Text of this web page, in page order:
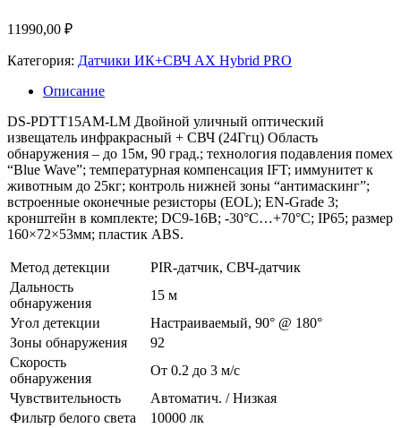
11990,00 ₽
Категория: Датчики ИК+СВЧ AX Hybrid PRO
Описание
DS-PDTT15AM-LM Двойной уличный оптический
извещатель инфракрасный + СВЧ (24Ггц) Область
обнаружения – до 15м, 90 град.; технология подавления помех
“Blue Wave”; температурная компенсация IFT; иммунитет к
животным до 25кг; контроль нижней зоны “антимаскинг”;
встроенные оконечные резисторы (EOL); EN-Grade 3;
кронштейн в комплекте; DC9-16В; -30°C…+70°C; IP65; размер
160×72×53мм; пластик ABS.
Метод детекции
PIR-датчик, СВЧ-датчик
Дальность
обнаружения
15 м
Угол детекции
Настраиваемый, 90° @ 180°
Зоны обнаружения
92
Скорость
обнаружения
От 0.2 до 3 м/с
Чувствительность
Автоматич. / Низкая
Фильтр белого света
10000 лк